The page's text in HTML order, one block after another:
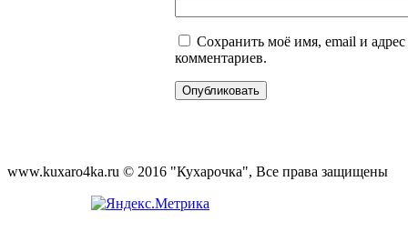
Сохранить моё имя, email и
комментариев.
www.kuxaro4ka.ru © 2016 "Кухарочка", Все права защищены